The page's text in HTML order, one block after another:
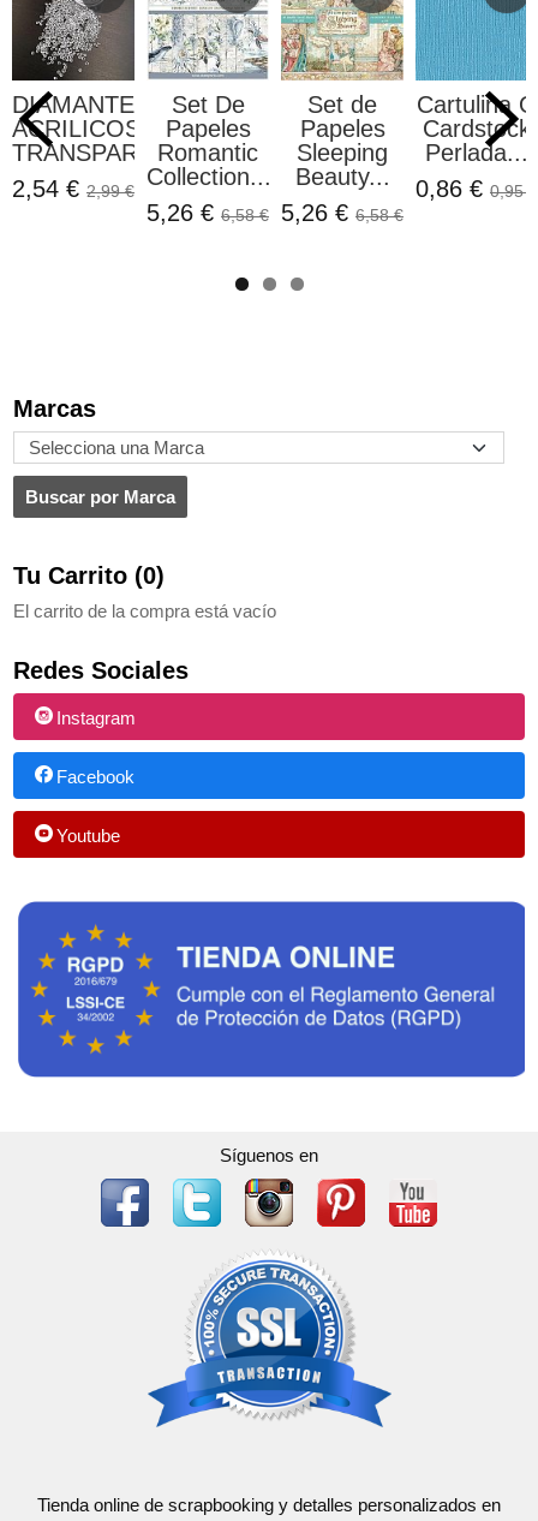
Marcas
Tu Carrito (0)
El carrito de la compra está vacío
Redes Sociales
Instagram
Facebook
Youtube
DIAMANTES
ACRILICOS
TRANSPARENTES...
2,54 € 2,99 €
Set De
Papeles
Romantic
Collection...
5,26 € 6,58 €
Set de
Papeles
Sleeping
Beauty...
5,26 € 6,58 €
Cartulina O
Cardstock
Perlada...
0,86 € 0,95 €
Síguenos en
Tienda online de scrapbooking y detalles personalizados en